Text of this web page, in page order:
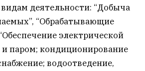
деятельности: “Добыча
“Обрабатывающие
электрической
и паром; кондиционирование
водоотведение,